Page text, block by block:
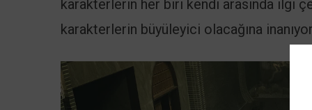
karakterlerin her biri kendi arasında ilgi
karakterlerin büyüleyici olacağına